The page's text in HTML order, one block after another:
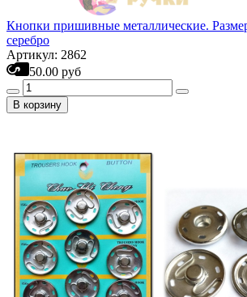
Кнопки пришивные металлические.
серебро
Артикул: 2862
50.00 руб
В корзину